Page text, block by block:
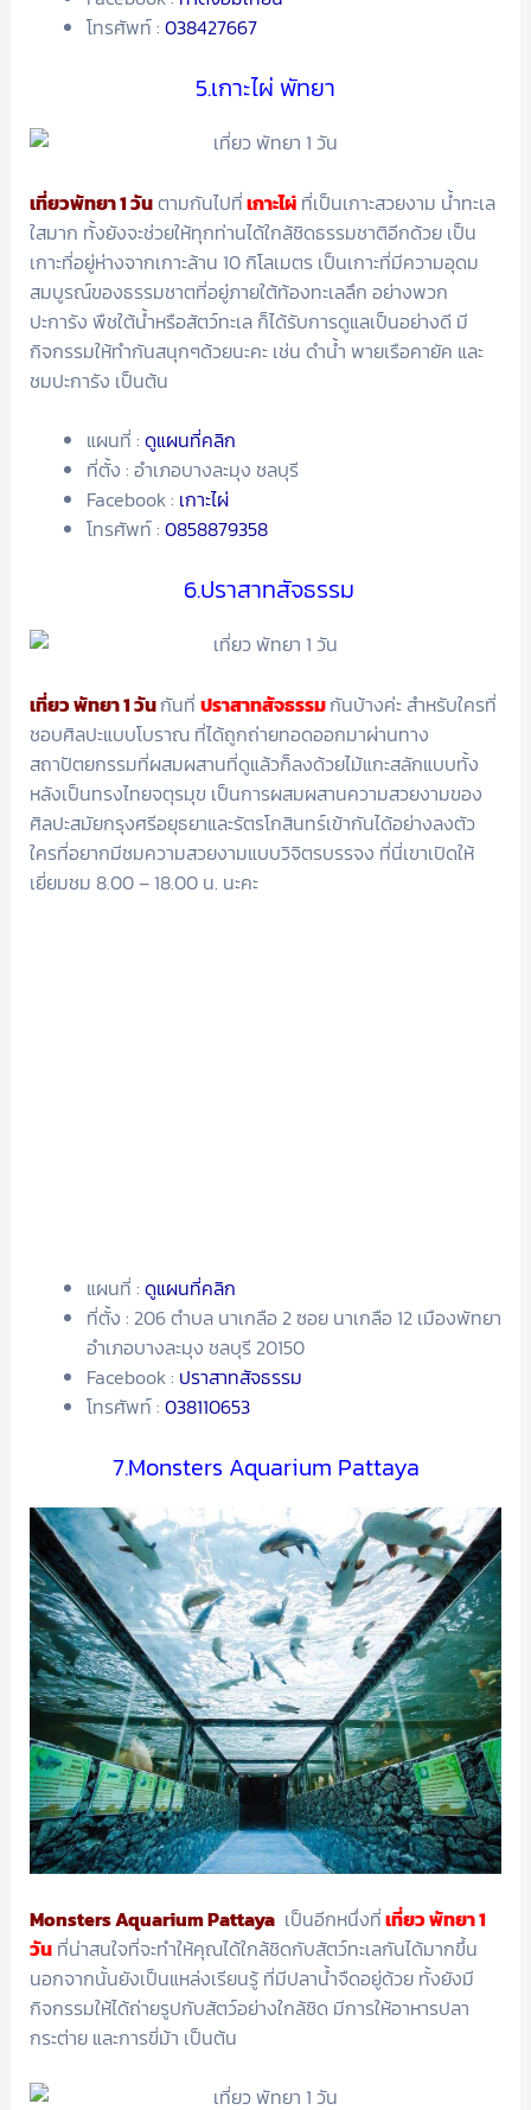
โทรศัพท์ : 038427667
5.เกาะไผ่ พัทยา
เที่ยวพัทยา 1 วันตามกันไปที่เกาะไผ่ ที่เป็นเกาะสวยงาม น้ำทะเล
ใสมาก ทั้งยังจะช่วยให้ทุกท่านได้ใกล้ชิดธรรมชาติอีกด้วย เป็น
เกาะที่อยู่ห่างจากเกาะล้าน 10 กิโลเมตร เป็นเกาะที่มีความอุดม
สมบูรณ์ของธรรมชาตที่อยู่ภายใต้ท้องทะเลลึก อย่างพวก
ปะการัง พืชใต้น้ำหรือสัตว์ทะเล ก็ได้รับการดูแลเป็นอย่างดี มี
กิจกรรมให้ทำกันสนุกๆด้วยนะคะ เช่น ดำน้ำ พายเรือคายัค และ
ชมปะการัง เป็นต้น
แผนที่ : ดูแผนที่คลิก
ที่ตั้ง : อำเภอบางละมุง ชลบุรี
Facebook : เกาะไผ่
โทรศัพท์ : 0858879358
6.ปราสาทสัจธรรม
เที่ยว พัทยา 1 วันกันที่ ปราสาทสัจธรรมกันบ้างค่ะ สำหรับใครที่
ชอบศิลปะแบบโบราณ ที่ได้ถูกถ่ายทอดออกมาผ่านทาง
สถาปัตยกรรมที่ผสมผสานที่ดูแล้วก็ลงด้วยไม้แกะสลักแบบทั้ง
หลังเป็นทรงไทยจตุรมุข เป็นการผสมผสานความสวยงามของ
ศิลปะสมัยกรุงศรีอยุธยาและรัตรโกสินทร์เข้ากันได้อย่างลงตัว
ใครที่อยากมีชมความสวยงามแบบวิจิตรบรรจง ที่นี่เขาเปิดให้
เยี่ยมชม 8.00 – 18.00 น. นะคะ
แผนที่ : ดูแผนที่คลิก
ที่ตั้ง : 206 ตําบล นาเกลือ 2 ซอย นาเกลือ 12 เมืองพัทยา
อำเภอบางละมุง ชลบุรี 20150
Facebook : ปราสาทสัจธรรม
โทรศัพท์ : 038110653
7.Monsters Aquarium Pattaya
Monsters Aquarium Pattayaเป็นอีกหนึ่งที่เที่ยว พัทยา 1
วัน ที่น่าสนใจที่จะทำให้คุณได้ใกล้ชิดกับสัตว์ทะเลกันได้มากขึ้น
นอกจากนั้นยังเป็นแหล่งเรียนรู้ ที่มีปลาน้ำจืดอยู่ด้วย ทั้งยังมี
กิจกรรมให้ได้ถ่ายรูปกับสัตว์อย่างใกล้ชิด มีการให้อาหารปลา
กระต่าย และการขี่ม้า เป็นต้น